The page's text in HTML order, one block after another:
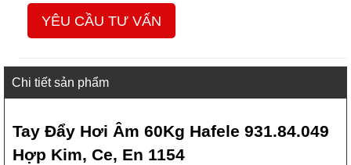
YÊU CẦU TƯ VẤN
Chi tiết sản phẩm
Tay Đẩy Hơi Âm 60Kg Hafele 931.84.049
Hợp Kim, Ce, En 1154